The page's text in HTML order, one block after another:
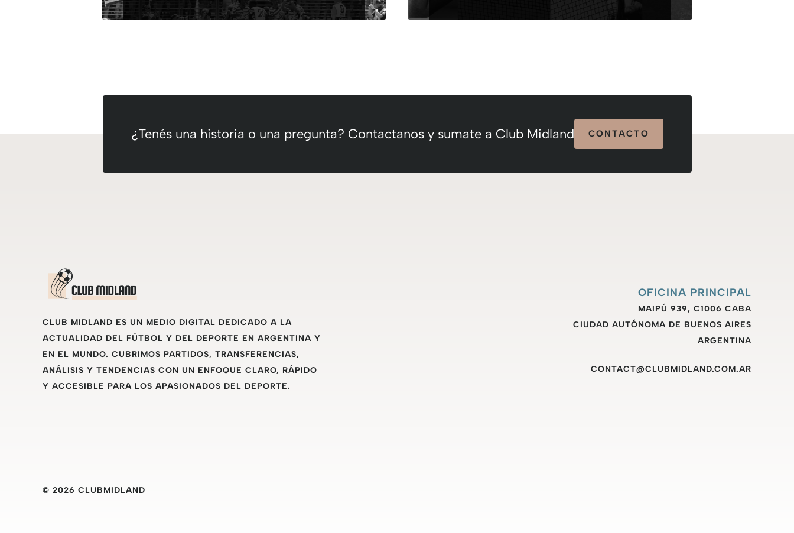
¿Tenés una historia o una pregunta? Contactanos y sumate a Club Midland CONTACTO
CLUB MIDLAND ES UN MEDIO DIGITAL DEDICADO A LA
ACTUALIDAD DEL FÚTBOL Y DEL DEPORTE EN ARGENTINA Y
EN EL MUNDO. CUBRIMOS PARTIDOS, TRANSFERENCIAS,
ANÁLISIS Y TENDENCIAS CON UN ENFOQUE CLARO, RÁPIDO
Y ACCESIBLE PARA LOS APASIONADOS DEL DEPORTE.
OFICINA PRINCIPAL
MAIPÚ 939, C1006 CABA
CIUDAD AUTÓNOMA DE BUENOS AIRES
ARGENTINA
CONTACT@CLUBMIDLAND.COM.AR
© 2026 CLUBMIDLAND